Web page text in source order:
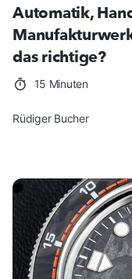
Automatik,
das richtige?
15 Minuten
Rüdiger Bucher